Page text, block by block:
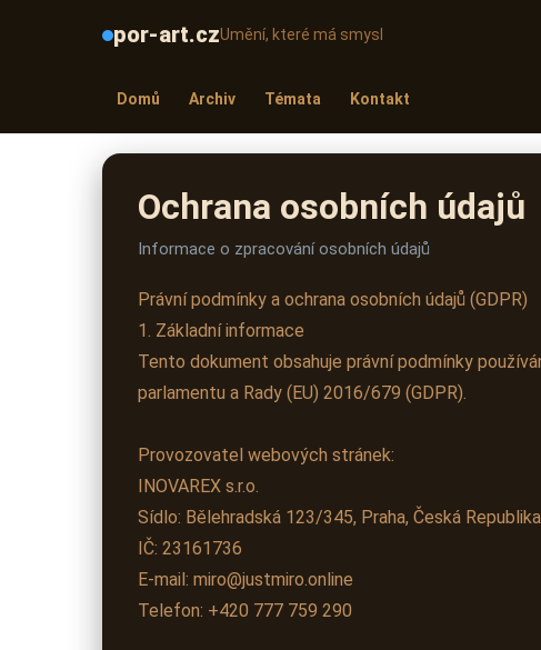
por-art.czUmění, které má smysl
Domů Archiv Témata Kontakt
Ochrana osobních údajů
Informace o zpracování osobních údajů
Právní podmínky a ochrana osobních údajů (GDPR)
1. Základní informace
Tento dokument obsahuje právní podmínky
parlamentu a Rady (EU) 2016/679 (GDPR).
Provozovatel webových stránek:
INOVAREX s.r.o.
Sídlo: Bělehradská 123/345, Praha, Česká Republika
IČ: 23161736
E-mail: miro@justmiro.online
Telefon: +420 777 759 290